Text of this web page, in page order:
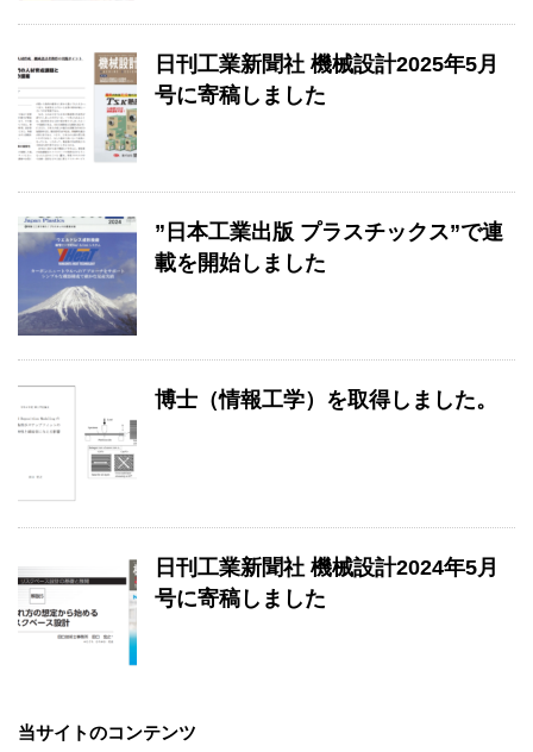
日刊工業新聞社 機械設計2025年5月
号に寄稿しました
”日本工業出版 プラスチックス”で連
載を開始しました
博士（情報工学）を取得しました。
日刊工業新聞社 機械設計2024年5月
号に寄稿しました
当サイトのコンテンツ